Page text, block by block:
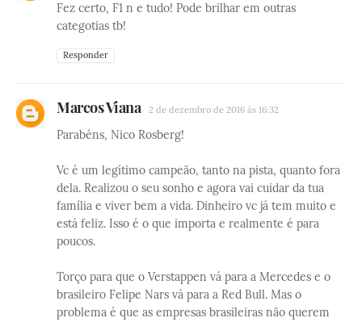
Fez certo, F1 n e tudo! Pode brilhar em outras
categotias tb!
Responder
Marcos Viana 2 de dezembro de 2016 às 16:32
Parabéns, Nico Rosberg!
Vc é um legítimo campeão, tanto na pista, quanto fora
dela. Realizou o seu sonho e agora vai cuidar da tua
família e viver bem a vida. Dinheiro vc já tem muito e
está feliz. Isso é o que importa e realmente é para
poucos.
Torço para que o Verstappen vá para a Mercedes e o
brasileiro Felipe Nars vá para a Red Bull. Mas o
problema é que as empresas brasileiras não querem